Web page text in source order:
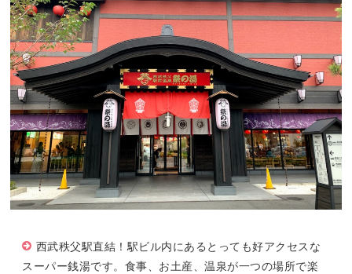
西武秩父駅直結！駅ビル内にあるとっても好アクセスな
スーパー銭湯です。食事、お土産、温泉が一つの場所で楽